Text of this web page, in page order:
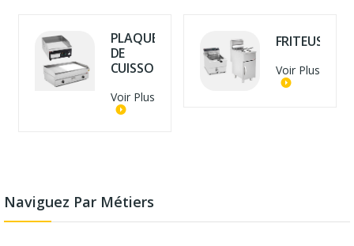
PLAQUE
DE
CUISSON
Voir Plus
FRITEUSE
Voir Plus
Naviguez Par Métiers